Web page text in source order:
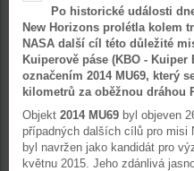
Po historické události
New Horizons prolétla kolem
NASA další cíl této důležité
Kuiperově páse (KBO -
označením 2014 MU69, který
kilometrů za oběžnou dráhou
Objekt 2014 MU69 byl objeven
případných dalších cílů pro misi
byl navržen jako kandidát pro
květnu 2015. Jeho zdánlivá